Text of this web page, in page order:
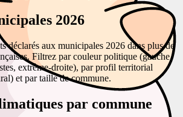
2026
déclarés aux municipales 2026 dans plus de
Filtrez par couleur politique (gauche,
extrême-droite), par profil territorial
et par taille de commune.
par commune